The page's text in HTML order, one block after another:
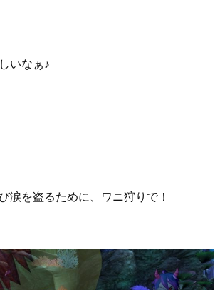
いなぁ♪
涙を盗るために、ワニ狩りで！